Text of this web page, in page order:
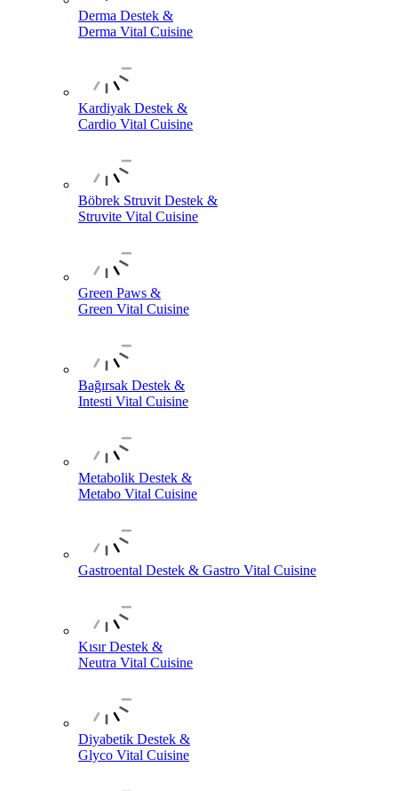
Derma Destek &
Derma Vital Cuisine
Kardiyak Destek &
Cardio Vital Cuisine
Böbrek Struvit Destek &
Struvite Vital Cuisine
Green Paws &
Green Vital Cuisine
Bağırsak Destek &
Intesti Vital Cuisine
Metabolik Destek &
Metabo Vital Cuisine
Gastroental Destek & Gastro Vital Cuisine
Kısır Destek &
Neutra Vital Cuisine
Diyabetik Destek &
Glyco Vital Cuisine